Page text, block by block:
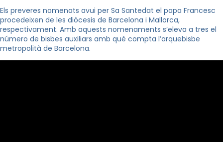
Els preveres nomenats avui per Sa Santedat el papa Francesc
procedeixen de les diòcesis de Barcelona i Mallorca,
respectivament. Amb aquests nomenaments s’eleva a tres el
número de bisbes auxiliars amb què compta l’arquebisbe
metropolità de Barcelona.